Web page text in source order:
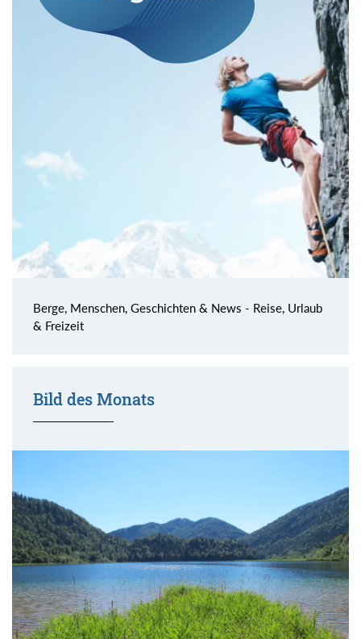
Berge, Menschen, Geschichten & News - Reise, Urlaub
& Freizeit
Bild des Monats